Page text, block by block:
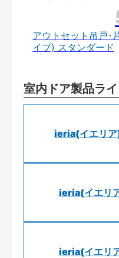
アウトセット吊戸･
イプ) スタンダード
室内ドア製品ラ
ieria(イエリア
ieria(イエリ
ieria(イエリ